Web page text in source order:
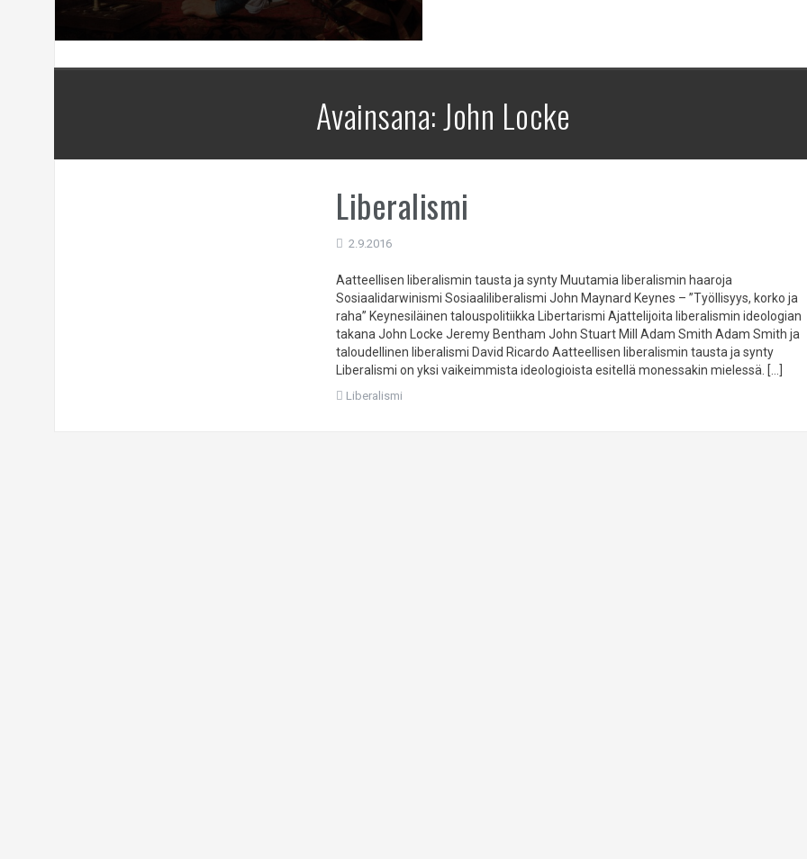
Avainsana: John Locke
Liberalismi
2.9.2016
Aatteellisen liberalismin tausta ja synty Muutamia liberalismin haaroja
Sosiaalidarwinismi Sosiaaliliberalismi John Maynard Keynes – ”Työllisyys, korko ja
raha” Keynesiläinen talouspolitiikka Libertarismi Ajattelijoita liberalismin ideologian
takana John Locke Jeremy Bentham John Stuart Mill Adam Smith Adam Smith ja
taloudellinen liberalismi David Ricardo Aatteellisen liberalismin tausta ja synty
Liberalismi on yksi vaikeimmista ideologioista esitellä monessakin mielessä. […]
Liberalismi